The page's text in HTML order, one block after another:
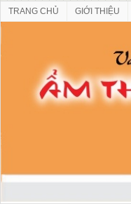
TRANG CHỦ GIỚI THIỆU